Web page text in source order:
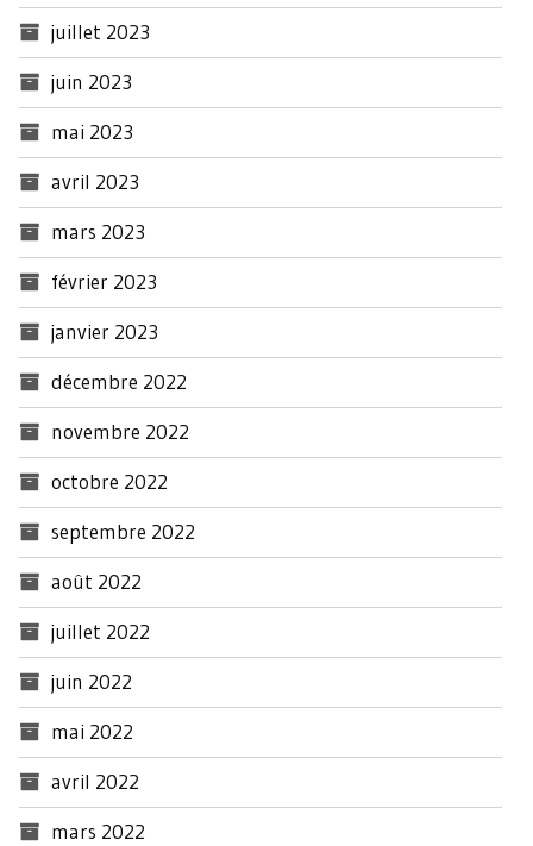
juillet 2023
juin 2023
mai 2023
avril 2023
mars 2023
février 2023
janvier 2023
décembre 2022
novembre 2022
octobre 2022
septembre 2022
août 2022
juillet 2022
juin 2022
mai 2022
avril 2022
mars 2022